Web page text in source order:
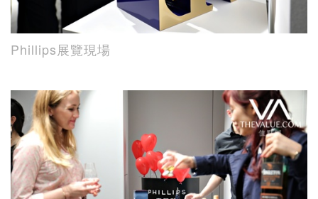
Phillips展覽現場